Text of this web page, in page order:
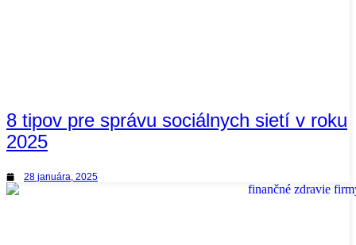
8 tipov pre správu sociálnych sietí v roku
2025
28 januára, 2025